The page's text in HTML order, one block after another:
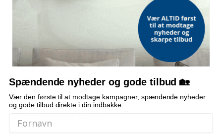
4 glasstykker med dekorative striber
Nem vedligeholdelse, stænktæt
Spændende nyheder og gode tilbud 🏡
Vær den første til at modtage kampagner, spændende nyheder
og gode tilbud direkte i din indbakke.